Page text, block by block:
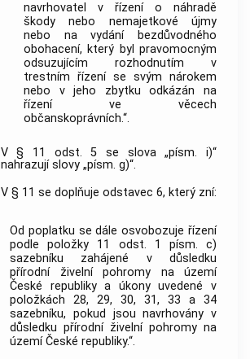
navrhovatel v řízení o náhradě
škody nebo nemajetkové újmy
nebo na vydání bezdůvodného
obohacení, který byl pravomocným
odsuzujícím rozhodnutím v
trestním řízení se svým nárokem
nebo v jeho zbytku odkázán na
řízení ve věcech
občanskoprávních.“.
V § 11 odst. 5 se slova „písm. i)“
nahrazují slovy „písm. g)“.
V § 11 se doplňuje odstavec 6, který zní:
Od poplatku se dále osvobozuje řízení
podle položky 11 odst. 1 písm. c)
sazebníku zahájené v důsledku
přírodní živelní pohromy na území
České republiky a úkony uvedené v
položkách 28, 29, 30, 31, 33 a 34
sazebníku, pokud jsou navrhovány v
důsledku přírodní živelní pohromy na
území České republiky.“.